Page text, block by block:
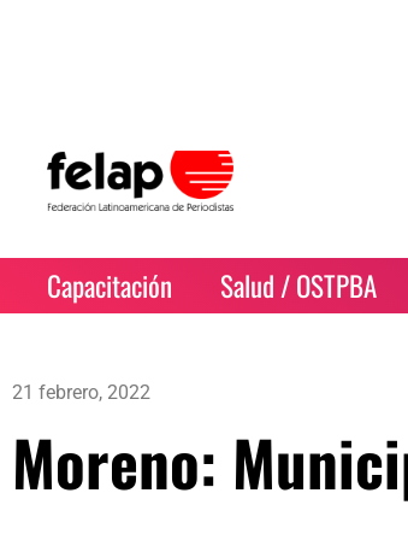
Capacitación Salud / OSTPBA
21 febrero, 2022
Moreno: